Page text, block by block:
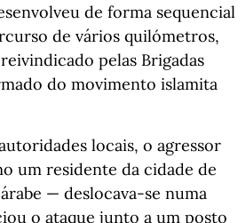
de forma sequencial
de vários quilómetros,
pelas Brigadas
do movimento islamita
locais, o agressor
um residente da cidade de
— deslocava-se numa
o ataque junto a um posto